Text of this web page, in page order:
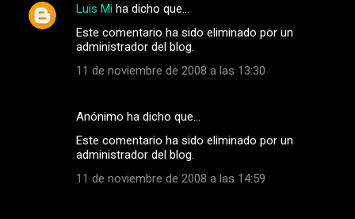
Luis Mi ha dicho que…
Este comentario ha sido eliminado por un
administrador del blog.
11 de noviembre de 2008 a las 13:30
Anónimo ha dicho que…
Este comentario ha sido eliminado por un
administrador del blog.
11 de noviembre de 2008 a las 14:59